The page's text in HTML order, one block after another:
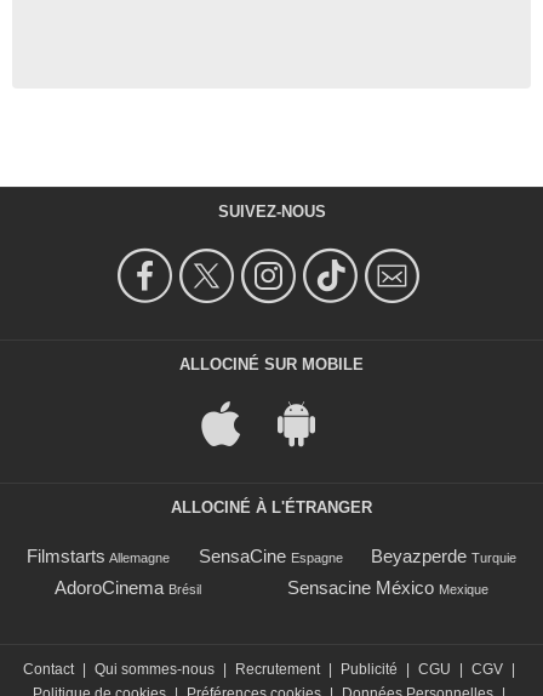
SUIVEZ-NOUS
ALLOCINÉ SUR MOBILE
ALLOCINÉ À L'ÉTRANGER
Filmstarts Allemagne SensaCine Espagne Beyazperde Turquie
AdoroCinema Brésil Sensacine México Mexique
Contact | Qui sommes-nous | Recrutement | Publicité | CGU | CGV |